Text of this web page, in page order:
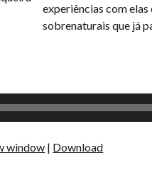
experiências com
sobrenaturais que já
window | Download